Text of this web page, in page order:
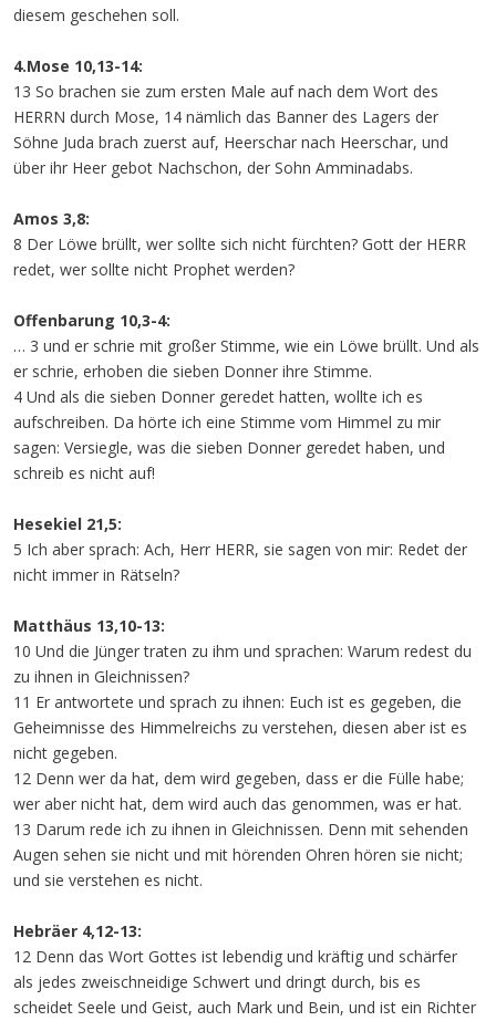
diesem geschehen soll.
4.Mose 10,13-14:
13 So brachen sie zum ersten Male auf nach dem Wort des
HERRN durch Mose, 14 nämlich das Banner des Lagers der
Söhne Juda brach zuerst auf, Heerschar nach Heerschar, und
über ihr Heer gebot Nachschon, der Sohn Amminadabs.
Amos 3,8:
8 Der Löwe brüllt, wer sollte sich nicht fürchten? Gott der HERR
redet, wer sollte nicht Prophet werden?
Offenbarung 10,3-4:
… 3 und er schrie mit großer Stimme, wie ein Löwe brüllt. Und als
er schrie, erhoben die sieben Donner ihre Stimme.
4 Und als die sieben Donner geredet hatten, wollte ich es
aufschreiben. Da hörte ich eine Stimme vom Himmel zu mir
sagen: Versiegle, was die sieben Donner geredet haben, und
schreib es nicht auf!
Hesekiel 21,5:
5 Ich aber sprach: Ach, Herr HERR, sie sagen von mir: Redet der
nicht immer in Rätseln?
Matthäus 13,10-13:
10 Und die Jünger traten zu ihm und sprachen: Warum redest du
zu ihnen in Gleichnissen?
11 Er antwortete und sprach zu ihnen: Euch ist es gegeben, die
Geheimnisse des Himmelreichs zu verstehen, diesen aber ist es
nicht gegeben.
12 Denn wer da hat, dem wird gegeben, dass er die Fülle habe;
wer aber nicht hat, dem wird auch das genommen, was er hat.
13 Darum rede ich zu ihnen in Gleichnissen. Denn mit sehenden
Augen sehen sie nicht und mit hörenden Ohren hören sie nicht;
und sie verstehen es nicht.
Hebräer 4,12-13:
12 Denn das Wort Gottes ist lebendig und kräftig und schärfer
als jedes zweischneidige Schwert und dringt durch, bis es
scheidet Seele und Geist, auch Mark und Bein, und ist ein Richter